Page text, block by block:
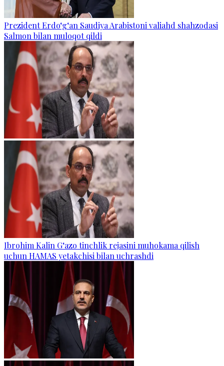
Prezident Erdo‘g‘an Saudiya Arabistoni valiahd shahzodasi
Salmon bilan muloqot qildi
Ibrohim Kalin G‘azo tinchlik rejasini muhokama qilish
uchun HAMAS yetakchisi bilan uchrashdi